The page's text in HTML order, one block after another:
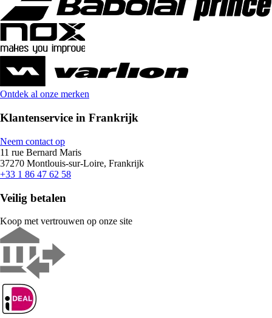
Ontdek al onze merken
Klantenservice in Frankrijk
Neem contact op
11 rue Bernard Maris
37270 Montlouis-sur-Loire, Frankrijk
+33 1 86 47 62 58
Veilig betalen
Koop met vertrouwen op onze site